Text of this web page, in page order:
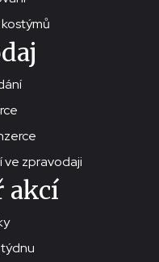
ve zpravodaji
akcí